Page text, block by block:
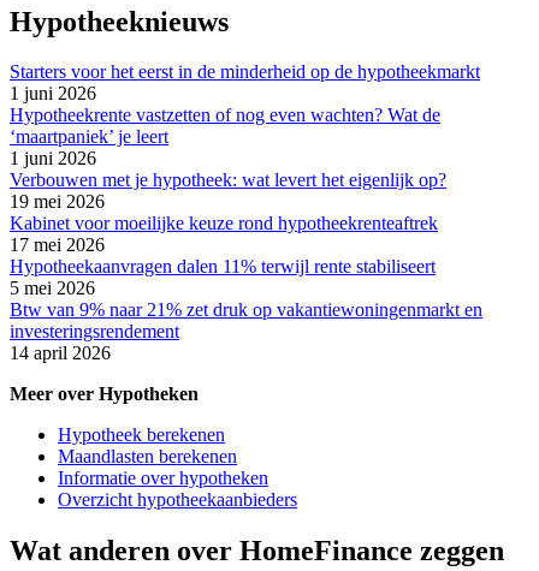
Hypotheeknieuws
Starters voor het eerst in de minderheid op de hypotheekmarkt
1 juni 2026
Hypotheekrente vastzetten of nog even wachten? Wat de
‘maartpaniek’ je leert
1 juni 2026
Verbouwen met je hypotheek: wat levert het eigenlijk op?
19 mei 2026
Kabinet voor moeilijke keuze rond hypotheekrenteaftrek
17 mei 2026
Hypotheekaanvragen dalen 11% terwijl rente stabiliseert
5 mei 2026
Btw van 9% naar 21% zet druk op vakantiewoningenmarkt en
investeringsrendement
14 april 2026
Meer over Hypotheken
Hypotheek berekenen
Maandlasten berekenen
Informatie over hypotheken
Overzicht hypotheekaanbieders
Wat anderen over HomeFinance zeggen